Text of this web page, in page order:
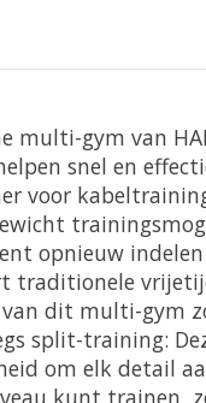
multi-gym van
snel en
voor
opnieuw
traditionele
dit multi-gym
split-training:
om elk detail